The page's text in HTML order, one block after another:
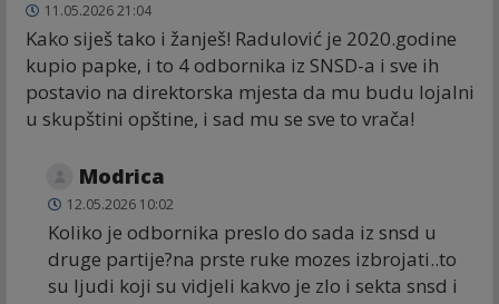
11.05.2026 21:04
Kako siješ tako i žanješ! Radulović je 2020.godine
kupio papke, i to 4 odbornika iz SNSD-a i sve ih
postavio na direktorska mjesta da mu budu lojalni
u skupštini opštine, i sad mu se sve to vrača!
Modrica
12.05.2026 10:02
Koliko je odbornika preslo do sada iz snsd u
druge partije?na prste ruke mozes izbrojati..to
su ljudi koji su vidjeli kakvo je zlo i sekta snsd i